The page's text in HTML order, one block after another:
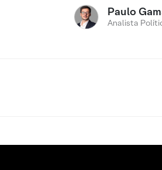
Paulo
Analista